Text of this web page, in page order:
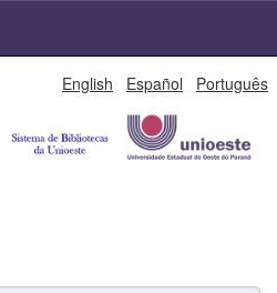
English Español Português